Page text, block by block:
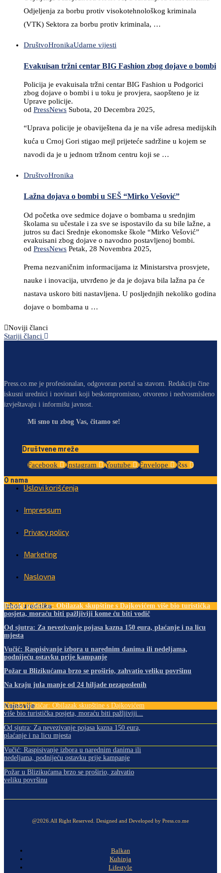
Odjeljenja za borbu protiv visokotehnološkog kriminala
(VTK) Sektora za borbu protiv kriminala, …
DruštvoHronikaUdarne vijesti
Evakuisan tržni centar BIG Fashion zbog dojave o bombi
Policija je evakuisala tržni centar BIG Fashion u Podgorici
zbog dojave o bombi i u toku je provjera, saopšteno je iz
Uprave policije.
od PressNews Subota, 20 Decembra 2025,
“Uprava policije je obaviještena da je na više adresa medijskih
kuća u Crnoj Gori stigao mejl prijeteće sadržine u kojem se
navodi da je u jednom tržnom centru koji se …
DruštvoHronika
Lažna dojava o bombi u SEŠ “Mirko Vešović”
Od početka ove sedmice dojave o bombama u srednjim
školama su učestale i za sve se ispostavilo da su bile lažne, a
jutros su đaci Srednje ekonomske škole “Mirko Vešović”
evakuisani zbog dojave o navodno postavljenoj bombi.
od PressNews Petak, 28 Novembra 2025,
Prema nezvaničnim informacijama iz Ministarstva prosvjete,
nauke i inovacija, utvrđeno je da je dojava bila lažna pa će
nastava uskoro biti nastavljena. U posljednjih nekoliko godina
dojave o bombama u …
Noviji članci
Stariji članci
Press.co.me je profesionalan, odgovoran portal sa stavom. Redakciju čine
iskusni urednici i novinari koji beskompromisno, otvoreno i nedvosmisleno
izvještavaju i informišu javnost.
Mi smo tu zbog Vas, čitamo se!
Društvene mreže
Facebook
Instagram Youtube Envelope
Rss
O nama
Uslovi korišćenja
Impressum
Privacy policy
Marketing
Naslovna
Izbor urednika
Danski političar: Obilazak skupštine s Dajkovićem više bio turistička
posjeta, moraću biti pažljiviji kome ću biti vodič
Od sjutra: Za nevezivanje pojasa kazna 150 eura, plaćanje i na licu
mjesta
Vučić: Raspisivanje izbora u narednim danima ili nedeljama,
podnijeću ostavku prije kampanje
Požar u Blizikućama brzo se proširio, zahvatio veliku površinu
Na kraju jula manje od 24 hiljade nezaposlenih
Najnovije
Danski političar: Obilazak skupštine s Dajkovićem
više bio turistička posjeta, moraću biti pažljiviji...
Od sjutra: Za nevezivanje pojasa kazna 150 eura,
plaćanje i na licu mjesta
Vučić: Raspisivanje izbora u narednim danima ili
nedeljama, podnijeću ostavku prije kampanje
Požar u Blizikućama brzo se proširio, zahvatio
veliku površinu
@2026.All Right Reserved. Designed and Developed by Press.co.me
Balkan
Kuhinja
Lifestyle